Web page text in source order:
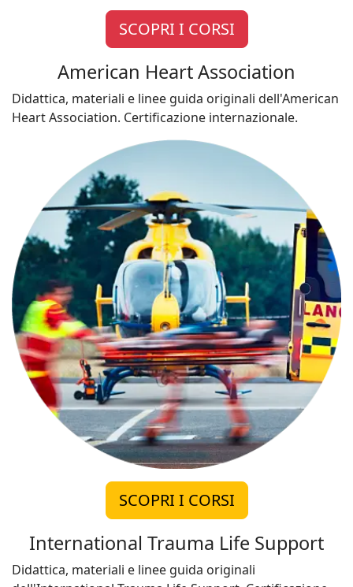
SCOPRI I CORSI
American Heart Association
Didattica, materiali e linee guida originali dell'American
Heart Association. Certificazione internazionale.
SCOPRI I CORSI
International Trauma Life Support
Didattica, materiali e linee guida originali